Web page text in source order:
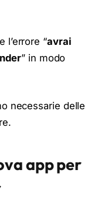
l’errore “avrai
” in modo
necessarie delle
app per